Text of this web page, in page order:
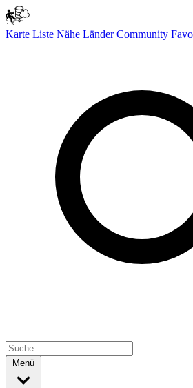
Karte Liste Nähe LänderCommunity
Menü